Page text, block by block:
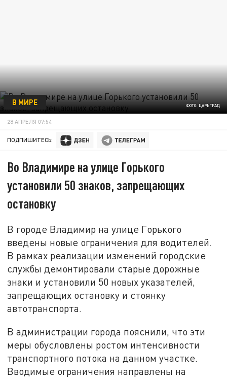
ФОТО: ЦАРЬГРАД
В МИРЕ
28 АПРЕЛЯ 07:54
ПОДПИШИТЕСЬ:
Во Владимире на улице Горького
установили 50 знаков, запрещающих
остановку
В городе Владимир на улице Горького
введены новые ограничения для водителей.
В рамках реализации изменений городские
службы демонтировали старые дорожные
знаки и установили 50 новых указателей,
запрещающих остановку и стоянку
автотранспорта.
В администрации города пояснили, что эти
меры обусловлены ростом интенсивности
транспортного потока на данном участке.
Вводимые ограничения направлены на